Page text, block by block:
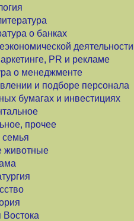
о банках
деятельности
PR и рекламе
о менеджменте
и подборе персонала
бумагах и инвестициях
прочее
животные
Востока